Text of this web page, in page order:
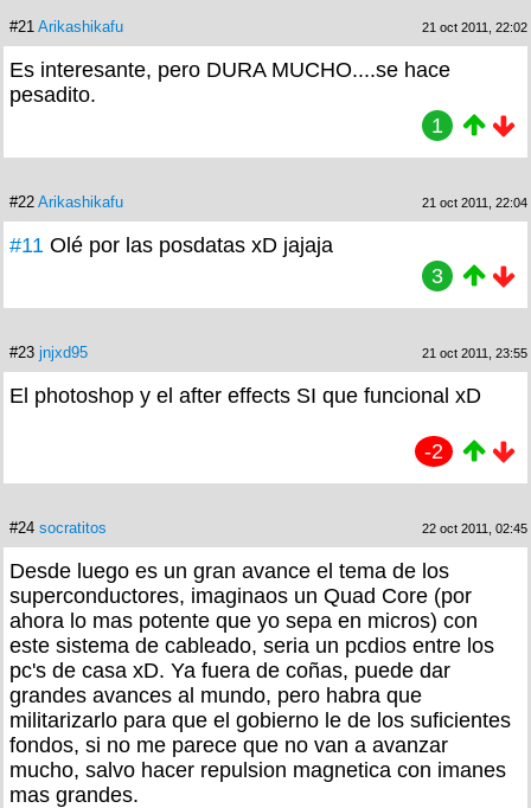
#21 Arikashikafu 21 oct 2011, 22:02
Es interesante, pero DURA MUCHO....se hace
pesadito.
1
#22 Arikashikafu 21 oct 2011, 22:04
#11 Olé por las posdatas xD jajaja
3
#23 jnjxd95 21 oct 2011, 23:55
El photoshop y el after effects SI que funcional xD
-2
#24 socratitos 22 oct 2011, 02:45
Desde luego es un gran avance el tema de los
superconductores, imaginaos un Quad Core (por
ahora lo mas potente que yo sepa en micros) con
este sistema de cableado, seria un pcdios entre los
pc's de casa xD. Ya fuera de coñas, puede dar
grandes avances al mundo, pero habra que
militarizarlo para que el gobierno le de los suficientes
fondos, si no me parece que no van a avanzar
mucho, salvo hacer repulsion magnetica con imanes
mas grandes.